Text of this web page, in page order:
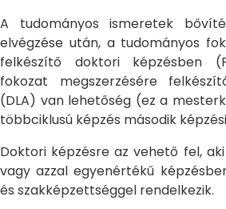
A tudományos ismeretek
elvégzése után, a tudományos
felkészítő doktori képzésben
fokozat megszerzésére
(DLA) van lehetőség (ez a
többciklusú képzés második
Doktori képzésre az vehető fel,
vagy azzal egyenértékű
és szakképzettséggel rendelkezik.